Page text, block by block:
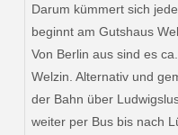
Darum kümmert sich
beginnt am Gutshaus
Von Berlin aus sind es
Welzin. Alternativ und
der Bahn über
weiter per Bus bis nach